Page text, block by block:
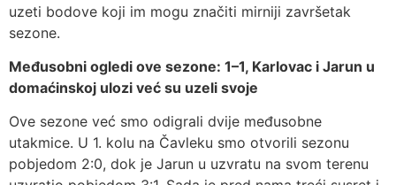
uzeti bodove koji im mogu značiti mirniji završetak
sezone.
Međusobni ogledi ove sezone: 1–1, Karlovac i Jarun u
domaćinskoj ulozi već su uzeli svoje
Ove sezone već smo odigrali dvije međusobne
utakmice. U 1. kolu na Čavleku smo otvorili sezonu
pobjedom 2:0, dok je Jarun u uzvratu na svom terenu